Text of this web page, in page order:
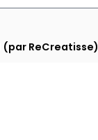
(par ReCreatisse)